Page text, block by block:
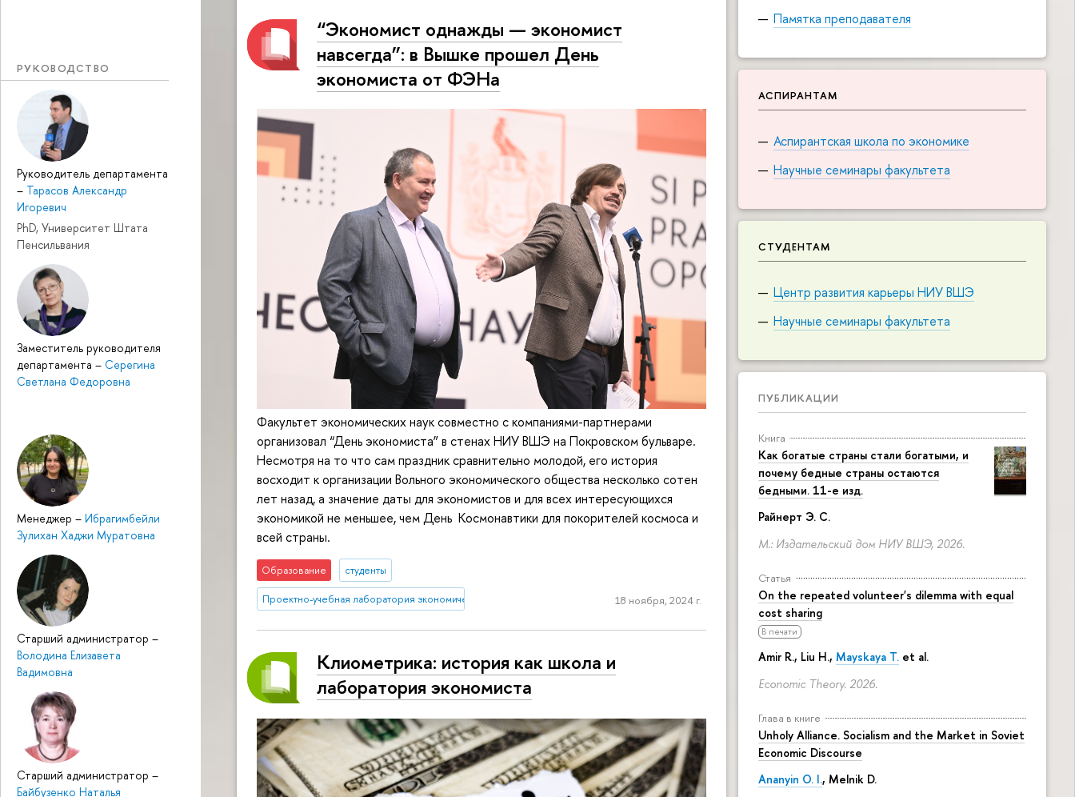
РУКОВОДСТВО
Руководитель департамента
– Тарасов Александр
Игоревич
PhD, Университет Штата
Пенсильвания
Заместитель руководителя
департамента – Серегина
Светлана Федоровна
Менеджер – Ибрагимбейли
Зулихан Хаджи Муратовна
Старший администратор –
Володина Елизавета
Вадимовна
Старший администратор –
Байбузенко Наталья
Памятка преподавателя
АСПИРАНТАМ
Аспирантская школа по экономике
Научные семинары факультета
СТУДЕНТАМ
Центр развития карьеры НИУ ВШЭ
Научные семинары факультета
ПУБЛИКАЦИИ
Книга
Как богатые страны стали богатыми, и
почему бедные страны остаются
бедными. 11-е изд.
Райнерт Э. С.
М.: Издательский дом НИУ ВШЭ, 2026.
Статья
On the repeated volunteer's dilemma with equal
cost sharing
В печати
Amir R., Liu H., Mayskaya T. et al.
Economic Theory. 2026.
Глава в книге
Unholy Alliance. Socialism and the Market in Soviet
Economic Discourse
Ananyin O. I., Melnik D.
“Экономист однажды — экономист
навсегда”: в Вышке прошел День
экономиста от ФЭНа
Факультет экономических наук совместно с компаниями-партнерами
организовал “День экономиста” в стенах НИУ ВШЭ на Покровском бульваре.
Несмотря на то что сам праздник сравнительно молодой, его история
восходит к организации Вольного экономического общества несколько сотен
лет назад, а значение даты для экономистов и для всех интересующихся
экономикой не меньшее, чем День Космонавтики для покорителей космоса и
всей страны.
Образование студенты
Проектно-учебная лаборатория экономической журналистики 18 ноября, 2024 г.
Клиометрика: история как школа и
лаборатория экономиста